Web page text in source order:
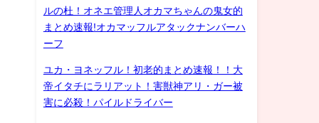
ルの杜！オネエ管理人オカマちゃんの鬼女的
まとめ速報!オカマッフルアタックナンバーハ
ーフ
ユカ・ヨネッフル！初老的まとめ速報！！大
帝イタチにラリアット！害獣神アリ・ガー被
害に必殺！パイルドライバー